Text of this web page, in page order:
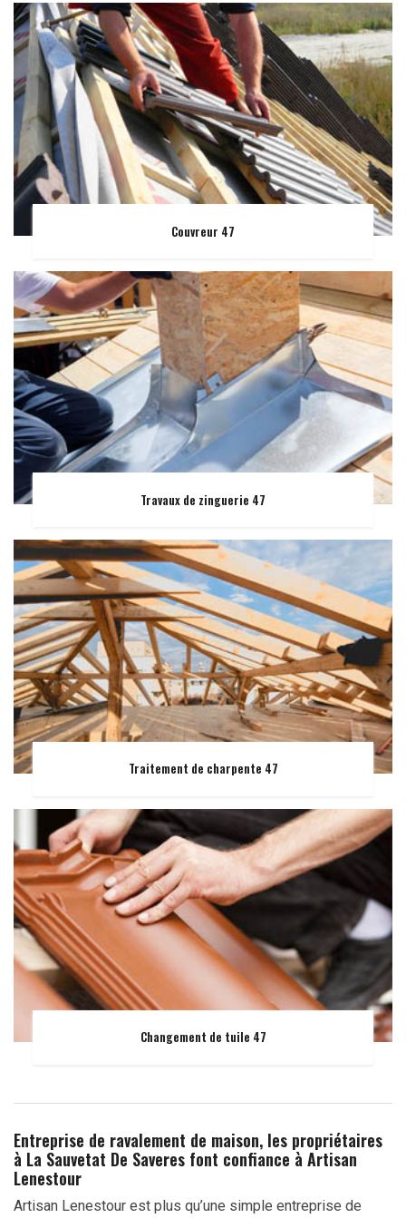
Couvreur 47
Travaux de zinguerie 47
Traitement de charpente 47
Changement de tuile 47
Entreprise de ravalement de maison, les propriétaires
à La Sauvetat De Saveres font confiance à Artisan
Lenestour
Artisan Lenestour est plus qu’une simple entreprise de